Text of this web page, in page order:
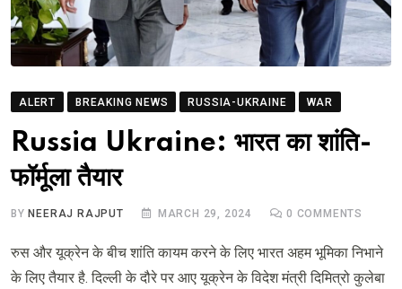
ALERT BREAKING NEWS RUSSIA-UKRAINE WAR
Russia Ukraine: भारत का शांति-
फॉर्मूला तैयार
BY NEERAJ RAJPUT MARCH 29, 2024 0 COMMENTS
रुस और यूक्रेन के बीच शांति कायम करने के लिए भारत अहम भूमिका निभाने
के लिए तैयार है. दिल्ली के दौरे पर आए यूक्रेन के विदेश मंत्री दिमित्रो कुलेबा